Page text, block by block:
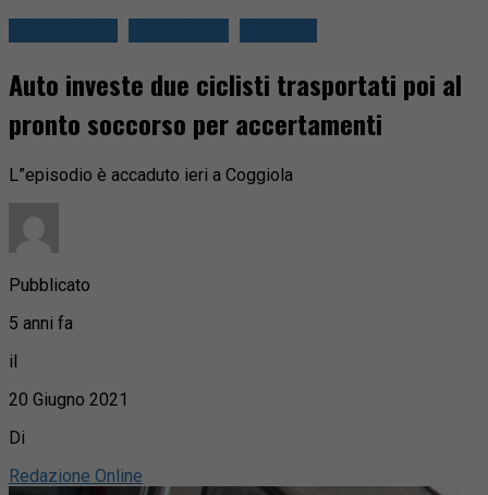
Auto investe due ciclisti trasportati poi al
pronto soccorso per accertamenti
L”episodio è accaduto ieri a Coggiola
Pubblicato
5 anni fa
il
20 Giugno 2021
Di
Redazione Online